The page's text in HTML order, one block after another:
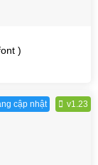
)
cập nhật v1.23